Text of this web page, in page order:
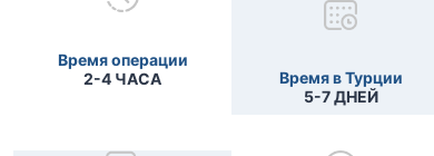
Время операции
2-4 ЧАСА
Время в Турции
5-7 ДНЕЙ